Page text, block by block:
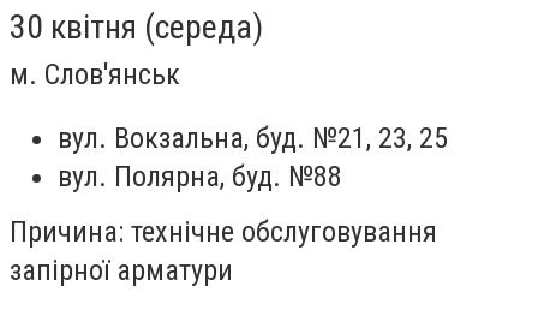
30 квітня (середа)
м. Слов'янськ
вул. Вокзальна, буд. №21, 23, 25
вул. Полярна, буд. №88
Причина: технічне обслуговування
запірної арматури